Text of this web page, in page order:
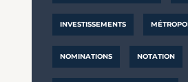
INVESTISSEMENTS
NOMINATIONS NOTATION